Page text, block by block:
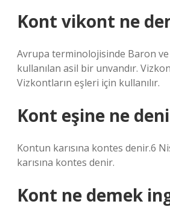
Kont vikont ne
Avrupa terminolojisinde Baron ve
kullanılan asil bir unvandır.
Vizkontların eşleri için kullanılır.
Kont eşine ne
Kontun karısına kontes denir.6
karısına kontes denir.
Kont ne demek